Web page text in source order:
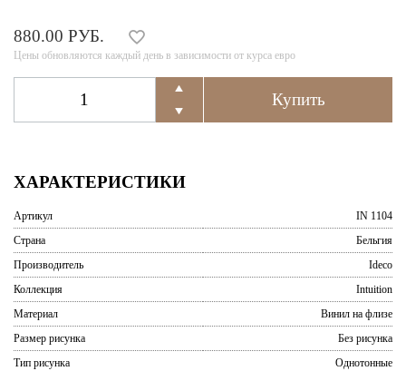
880.00 РУБ.
Цены обновляются каждый день в зависимости от курса евро
ХАРАКТЕРИСТИКИ
Артикул
IN 1104
Страна
Бельгия
Производитель
Ideco
Коллекция
Intuition
Материал
Винил на флизе
Размер рисунка
Без рисунка
Тип рисунка
Однотонные